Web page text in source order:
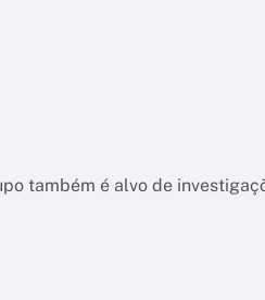
também é alvo de